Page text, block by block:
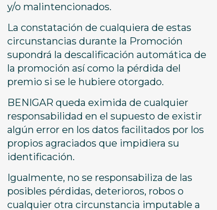
y/o malintencionados.
La constatación de cualquiera de estas
circunstancias durante la Promoción
supondrá la descalificación automática de
la promoción así como la pérdida del
premio si se le hubiere otorgado.
BENIGAR queda eximida de cualquier
responsabilidad en el supuesto de existir
algún error en los datos facilitados por los
propios agraciados que impidiera su
identificación.
Igualmente, no se responsabiliza de las
posibles pérdidas, deterioros, robos o
cualquier otra circunstancia imputable a